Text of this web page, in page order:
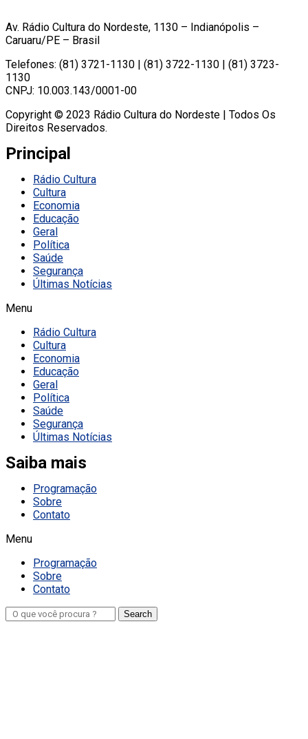
Av. Rádio Cultura do Nordeste, 1130 – Indianópolis –
Caruaru/PE – Brasil
Telefones: (81) 3721-1130 | (81) 3722-1130 | (81) 3723-
1130
CNPJ: 10.003.143/0001-00
Copyright © 2023 Rádio Cultura do Nordeste | Todos Os
Direitos Reservados.
Principal
Rádio Cultura
Cultura
Economia
Educação
Geral
Política
Saúde
Segurança
Últimas Notícias
Menu
Rádio Cultura
Cultura
Economia
Educação
Geral
Política
Saúde
Segurança
Últimas Notícias
Saiba mais
Programação
Sobre
Contato
Menu
Programação
Sobre
Contato
Search